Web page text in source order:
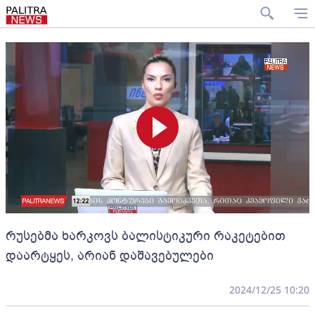
რუსებმა ხარკოვს ბალისტიკური რაკეტებით
დაარტყეს, არიან დაშავებულები
2024/12/25 10:20